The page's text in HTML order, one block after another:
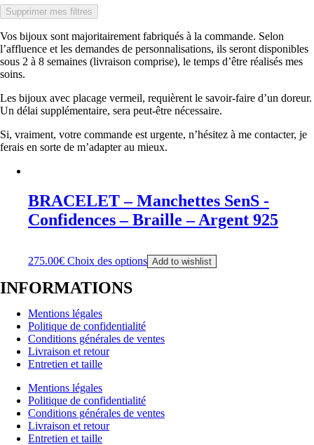
Supprimer mes filtres
Vos bijoux sont majoritairement fabriqués à la commande. Selon
l’affluence et les demandes de personnalisations, ils seront disponibles
sous 2 à 8 semaines (livraison comprise), le temps d’être réalisés mes
soins.
Les bijoux avec placage vermeil, requièrent le savoir-faire d’un doreur.
Un délai supplémentaire, sera peut-être nécessaire.
Si, vraiment, votre commande est urgente, n’hésitez à me contacter, je
ferais en sorte de m’adapter au mieux.
BRACELET – Manchettes SenS -
Confidences – Braille – Argent 925
275.00€ Choix des options Add to wishlist
INFORMATIONS
Mentions légales
Politique de confidentialité
Conditions générales de ventes
Livraison et retour
Entretien et taille
Mentions légales
Politique de confidentialité
Conditions générales de ventes
Livraison et retour
Entretien et taille